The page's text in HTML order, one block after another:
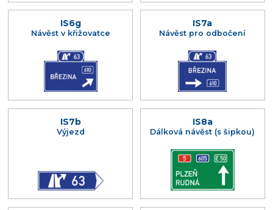
IS6g
Návěst v křižovatce
IS7a
Návěst pro odbočení
IS7b
Výjezd
IS8a
Dálková návěst (s šipkou)